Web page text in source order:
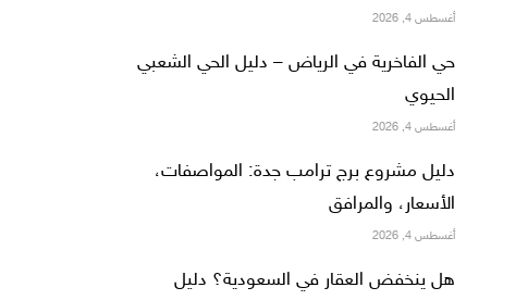
أغسطس 4, 2026
حي الفاخرية في الرياض – دليل الحي الشعبي
الحيوي
أغسطس 4, 2026
دليل مشروع برج ترامب جدة: المواصفات،
الأسعار، والمرافق
أغسطس 4, 2026
هل ينخفض العقار في السعودية؟ دليل